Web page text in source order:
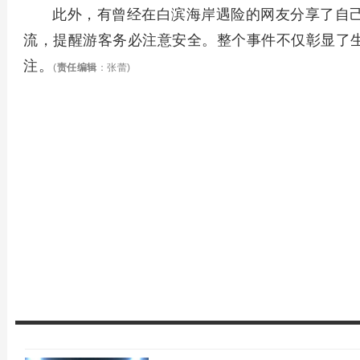
此外，有曾经在白滨海岸遇险的网友分享了
流，提醒游客务必注意安全。整个事件不仅彰显
注。
(责任编辑 ：张蕾)